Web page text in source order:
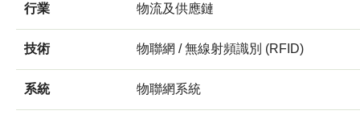
行業 物流及供應鏈
技術 物聯網 / 無線射頻識別 (RFID)
系統 物聯網系統